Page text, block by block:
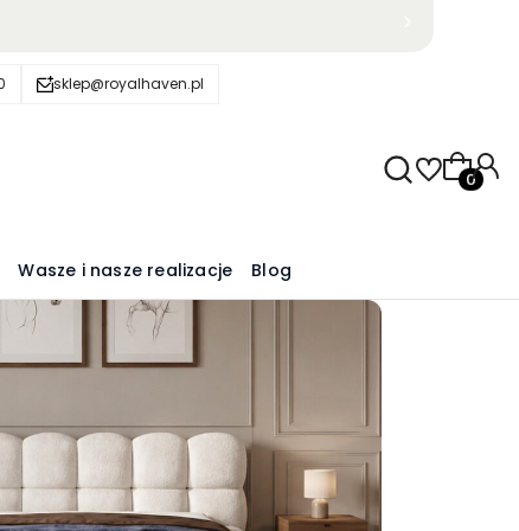
sklep@royalhaven.pl
Wasze i nasze realizacje Blog